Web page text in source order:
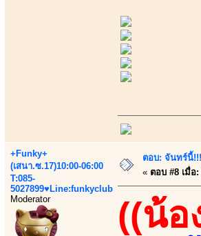
+Funky+
(เสนา.ซ.17)10:00-06:00
T:085-
5027899♥Line:funkyclub
Moderator
ตอบ: จันทร์นี้
« ตอบ #8 เมื่อ:
((น้อ